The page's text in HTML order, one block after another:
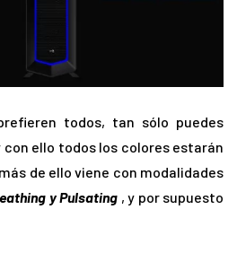
todos, tan sólo puedes
con ello todos los colores estarán
de ello viene con modalidades
y Pulsating , y por supuesto